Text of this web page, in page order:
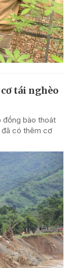
tái nghèo
đồng bào thoát
đã có thêm cơ